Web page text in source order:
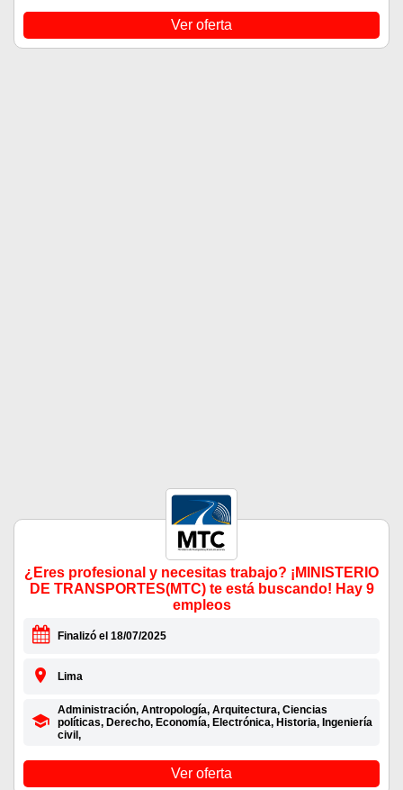
Ver oferta
¿Eres profesional y necesitas trabajo? ¡MINISTERIO
DE TRANSPORTES(MTC) te está buscando! Hay 9
empleos
Finalizó el 18/07/2025
Lima
Administración, Antropología, Arquitectura, Ciencias
políticas, Derecho, Economía, Electrónica, Historia, Ingeniería
civil,
Ver oferta